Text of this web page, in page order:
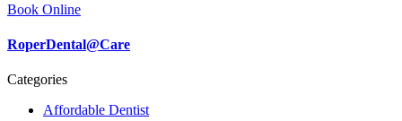
Book Online
RoperDental@Care
Categories
Affordable Dentist